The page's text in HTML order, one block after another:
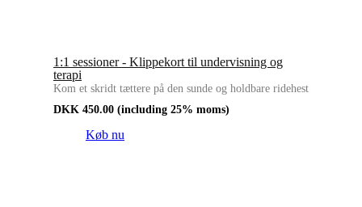
1:1 sessioner - Klippekort til undervisning og
terapi
Kom et skridt tættere på den sunde og holdbare ridehest
DKK 450.00 (including 25% moms)
Køb nu